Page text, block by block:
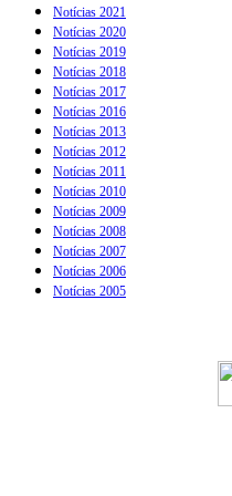
Notícias 2021
Notícias 2020
Notícias 2019
Notícias 2018
Notícias 2017
Notícias 2016
Notícias 2013
Notícias 2012
Notícias 2011
Notícias 2010
Notícias 2009
Notícias 2008
Notícias 2007
Notícias 2006
Notícias 2005